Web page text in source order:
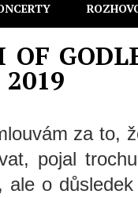
OF
za to,
pojal
ale o